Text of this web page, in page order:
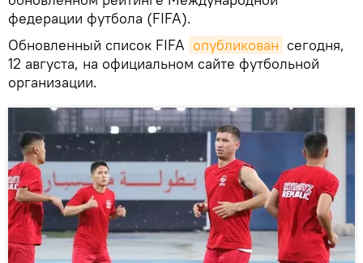
федерации футбола (FIFA).
Обновленный список FIFA опубликован сегодня,
12 августа, на официальном сайте футбольной
организации.